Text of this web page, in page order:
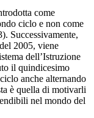
come
ciclo e non come
Successivamente,
2005, viene
dell’Istruzione
il quindicesimo
anche alternando
è quella di motivarli
nel mondo del